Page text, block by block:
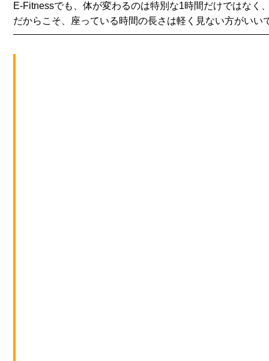
E-Fitnessでも、体が変わるのは特別な1時間だけではなく
だからこそ、座っている時間の長さは軽く見ない方がいい